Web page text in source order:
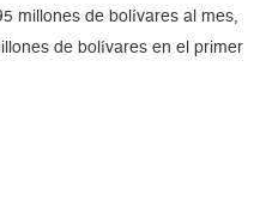
millones de bolívares al mes,
de bolívares en el primer